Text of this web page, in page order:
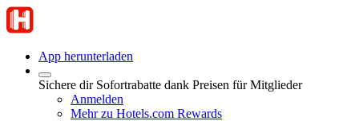
App herunterladen
Sichere dir Sofortrabatte dank Preisen für Mitglieder
Anmelden
Mehr zu Hotels.com Rewards